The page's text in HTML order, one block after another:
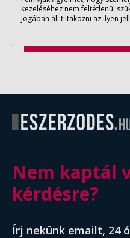
Nem kaptál
kérdésre?
Írj nekünk emailt, 24